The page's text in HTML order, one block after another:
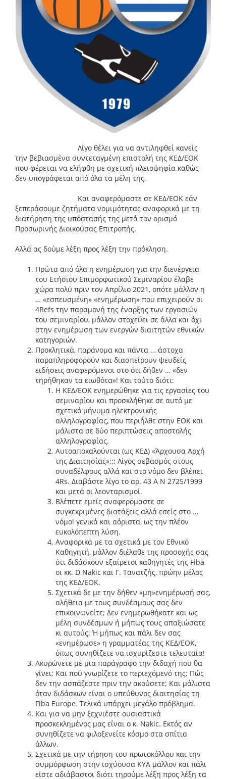
Λίγο θέλει για να αντιληφθεί κανείς
την βεβιασμένα συντεταγμένη επιστολή της ΚΕΔ/ΕΟΚ
που φέρεται να ελήφθη με σχετική πλειοψηφία καθώς
δεν υπογράφεται από όλα τα μέλη της.
Και αναφερόμαστε σε ΚΕΔ/ΕΟΚ εάν
ξεπεράσουμε ζητήματα νομιμότητας αναφορικά με τη
διατήρηση της υπόστασής της μετά τον ορισμό
Προσωρινής Διοικούσας Επιτροπής.
Αλλά ας δούμε λέξη προς λέξη την πρόκληση.
Πρώτα από όλα η ενημέρωση για την διενέργεια
του Ετήσιου Επιμορφωτικού Σεμιναρίου έλαβε
χώρα πολύ πριν τον Απρίλιο 2021, οπότε μάλλον η
… «εσπευσμένη» «ενημέρωση» που επιχειρούν οι
4Refs την παραμονή της έναρξης των εργασιών
του σεμιναρίου, μάλλον στοχεύει σε άλλα και όχι
στην ενημέρωση των ενεργών διαιτητών εθνικών
κατηγοριών.
Προκλητικά, παράνομα και πάντα … άστοχα
παραπληροφορούν και διασπείρουν ψευδείς
ειδήσεις αναφερόμενοι στο ότι δήθεν … «δεν
τηρήθηκαν τα ειωθότα»! Και τούτο διότι:
Η ΚΕΔ/ΕΟΚ ενημερώθηκε για τις εργασίες του
σεμιναρίου και προσκλήθηκε σε αυτό με
σχετικό μήνυμα ηλεκτρονικής
αλληλογραφίας, που περιήλθε στην ΕΟΚ και
μάλιστα σε δύο περιπτώσεις αποστολής
αλληλογραφίας.
Αυτοαποκαλούνται (ως ΚΕΔ) «Άρχουσα Αρχή
της Διαιτησίας»;;; Λίγος σεβασμός στους
συναδέλφους αλλά και στο νόμο δεν βλέπει
4Rs. Διαβάστε λίγο το αρ. 43 Α Ν 2725/1999
και μετά οι λεονταρισμοί.
Βλέπετε εμείς αναφερόμαστε σε
συγκεκριμένες διατάξεις αλλά εσείς στο …
νόμο! γενικά και αόριστα, ως την πλέον
ευκολόπεπτη λύση.
Αναφορικά με τα σχετικά με τον Εθνικό
Καθηγητή, μάλλον διέλαθε της προσοχής σας
ότι διδάσκουν εξαίρετοι καθηγητές της Fiba
οι κκ. D Nakic και Γ. Τανατζής, πρώην μέλος
της ΚΕΔ/ΕΟΚ.
Σχετικά δε με την δήθεν «μη»ενημέρωσή σας,
αλήθεια με τους συνδέσμους σας δεν
επικοινωνείτε; Δεν ενημερωθήκατε και ως
μέλη συνδέσμων ή μήπως τους απαξιώσατε
κι αυτούς; Ή μήπως και πάλι δεν σας
«ενημέρωσε» η γραμματέας της ΚΕΔ/ΕΟΚ,
όπως συνηθίζετε να ισχυρίζεστε τελευταία!
Ακυρώνετε με μια παράγραφο την διδαχή που θα
γίνει; Και πού γνωρίζετε το περιεχόμενό της; Πώς
δεν την ασπάζεστε πριν την ακούσετε; Και μάλιστα
όταν διδάσκων είναι ο υπεύθυνος διαιτησίας τη
Fiba Europe. Τελικά υπάρχει μεγάλο πρόβλημα.
Και για να μην ξεχνιέστε ουσιαστικά
προσκεκλημένος μας είναι ο κ. Nakic. Εκτός αν
συνηθίζετε να φιλοξενείτε κόσμο στα σπίτια
άλλων.
Σχετικά με την τήρηση του πρωτοκόλλου και την
συμμόρφωση στην ισχύουσα ΚΥΑ μάλλον και πάλι
είστε αδιάβαστοι διότι τηρούμε λέξη προς λέξη τα